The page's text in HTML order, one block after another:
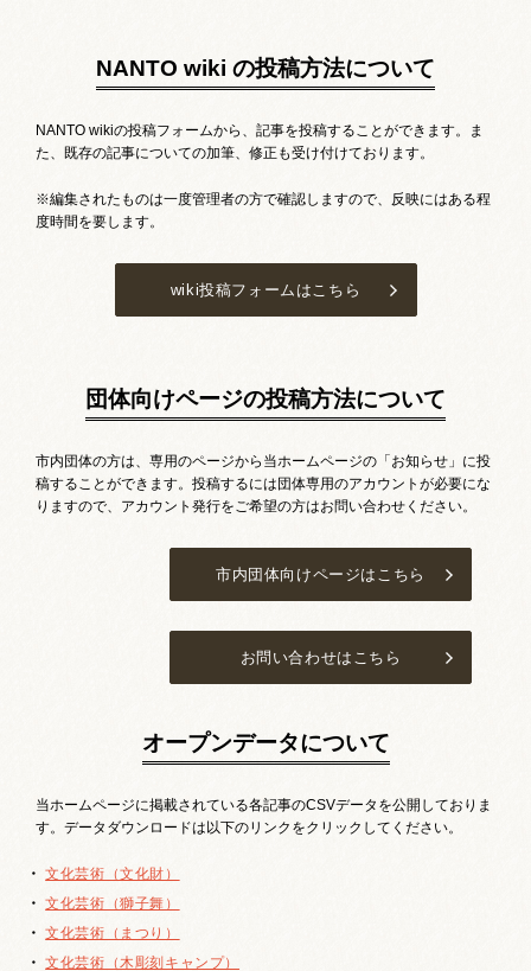
NANTO wiki の投稿方法について
NANTO wikiの投稿フォームから、記事を投稿することができます。ま
た、既存の記事についての加筆、修正も受け付けております。
※編集されたものは一度管理者の方で確認しますので、反映にはある程
度時間を要します。
wiki投稿フォームはこちら
団体向けページの投稿方法について
市内団体の方は、専用のページから当ホームページの「お知らせ」に投
稿することができます。投稿するには団体専用のアカウントが必要にな
りますので、アカウント発行をご希望の方はお問い合わせください。
市内団体向けページはこちら
お問い合わせはこちら
オープンデータについて
当ホームページに掲載されている各記事のCSVデータを公開しておりま
す。データダウンロードは以下のリンクをクリックしてください。
文化芸術（文化財）
文化芸術（獅子舞）
文化芸術（まつり）
文化芸術（木彫刻キャンプ）